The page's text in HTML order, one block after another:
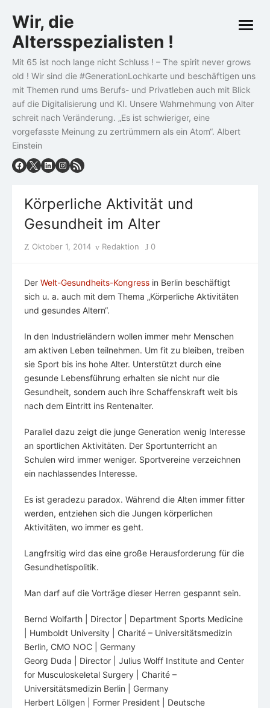
to
content
Wir, die
Altersspezialisten !
Mit 65 ist noch lange nicht Schluss ! – The spirit never grows
old ! Wir sind die #GenerationLochkarte und beschäftigen uns
mit Themen rund ums Berufs- und Privatleben auch mit Blick
auf die Digitalisierung und KI. Unsere Wahrnehmung von Alter
schreit nach Veränderung. „Es ist schwieriger, eine
vorgefasste Meinung zu zertrümmern als ein Atom“. Albert
Einstein
open
Körperliche Aktivität und
Gesundheit im Alter
Posted
Oktober 1, 2014 Author
Redaktion 0
Der Welt-Gesundheits-Kongress in Berlin beschäftigt
sich u. a. auch mit dem Thema „Körperliche Aktivitäten
und gesundes Altern“.
In den Industrieländern wollen immer mehr Menschen
am aktiven Leben teilnehmen. Um fit zu bleiben, treiben
sie Sport bis ins hohe Alter. Unterstützt durch eine
gesunde Lebensführung erhalten sie nicht nur die
Gesundheit, sondern auch ihre Schaffenskraft weit bis
nach dem Eintritt ins Rentenalter.
Parallel dazu zeigt die junge Generation wenig Interesse
an sportlichen Aktivitäten. Der Sportunterricht an
Schulen wird immer weniger. Sportvereine verzeichnen
ein nachlassendes Interesse.
Es ist geradezu paradox. Während die Alten immer fitter
werden, entziehen sich die Jungen körperlichen
Aktivitäten, wo immer es geht.
Langfrsitig wird das eine große Herausforderung für die
Gesundhetispolitik.
Man darf auf die Vorträge dieser Herren gespannt sein.
Bernd Wolfarth | Director | Department Sports Medicine
| Humboldt University | Charité – Universitätsmedizin
Berlin, CMO NOC | Germany
Georg Duda | Director | Julius Wolff Institute and Center
for Musculoskeletal Surgery | Charité –
Universitätsmedizin Berlin | Germany
Herbert Löllgen | Former President | Deutsche